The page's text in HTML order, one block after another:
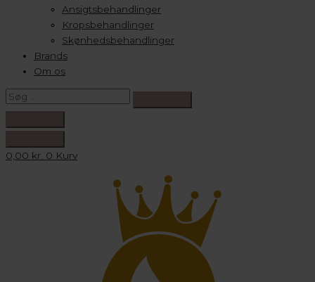
Ansigtsbehandlinger
Kropsbehandlinger
Skønhedsbehandlinger
Brands
Om os
0,00 kr. 0 Kurv